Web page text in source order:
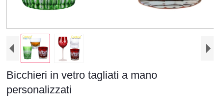
Bicchieri in vetro tagliati a mano
personalizzati